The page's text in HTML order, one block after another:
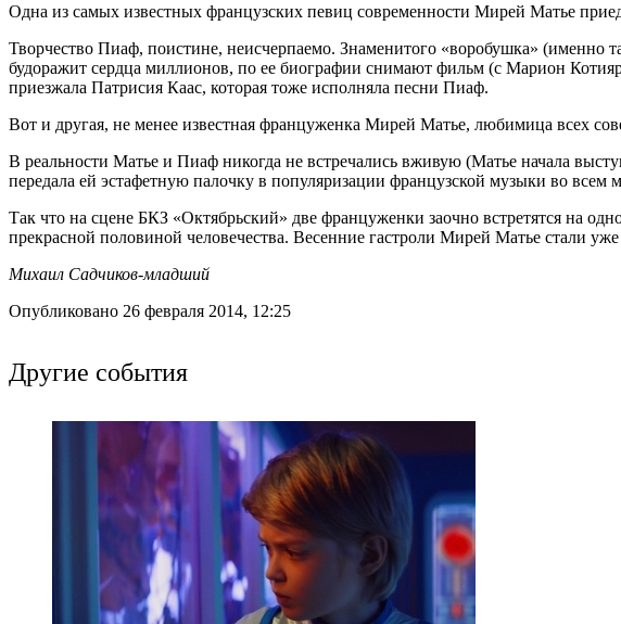
Одна из самых известных французских певиц современности Мирей Матье
Творчество Пиаф, поистине, неисчерпаемо. Знаменитого «воробушка» (именно
будоражит сердца миллионов, по ее биографии снимают фильм (с Марион
приезжала Патрисия Каас, которая тоже исполняла песни Пиаф.
Вот и другая, не менее известная француженка Мирей Матье, любимица всех
В реальности Матье и Пиаф никогда не встречались вживую (Матье начала
передала ей эстафетную палочку в популяризации французской музыки во всем
Так что на сцене БКЗ «Октябрьский» две француженки заочно встретятся на
прекрасной половиной человечества. Весенние гастроли Мирей Матье стали
Михаил Садчиков-младший
Опубликовано 26 февраля 2014, 12:25
Другие события